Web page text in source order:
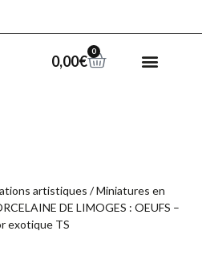
0,00€
0
artistiques /Miniatures en
DE LIMOGES : OEUFS –
exotique TS